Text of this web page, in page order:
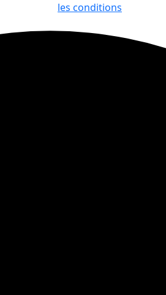
les conditions